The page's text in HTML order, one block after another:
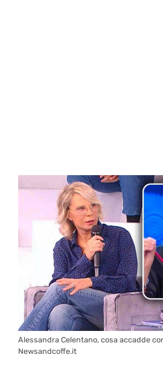
Alessandra Celentano, cosa accadde
Newsandcoffe.it